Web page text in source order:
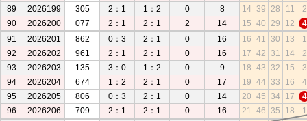
89
2026199 305 2：1 1：2 0 8 14 39 28 11
2
90
2026200 077 2：1 2：1 2 14 15 40 29 12
4
91
2026201 862 0：3 2：1 0 16 16 41 30 13
1
92
2026202 961 2：1 2：1 0 16 17 42 31 14
2
93
2026203 135 3：0 1：2 0 9 18 43 32 15
3
94
2026204 674 1：2 2：1 0 17 19 44 33 16
4
95
2026205 806 0：3 2：1 0 14 20 45 34 17
4
96
2026206 709 2：1 2：1 0 16 21 46 35 18
1